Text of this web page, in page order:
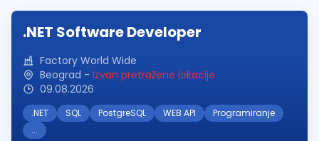
.NET Software Developer
Factory World Wide
Beograd - Izvan pretražene lokacije
09.08.2026
.NET SQL PostgreSQL WEB API
Programiranje
...